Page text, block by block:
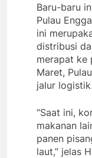
Baru-baru
Pulau
ini
distribusi
merapat ke
Maret,
jalur logistik.
“Saat ini,
makanan
panen
laut,” jelas